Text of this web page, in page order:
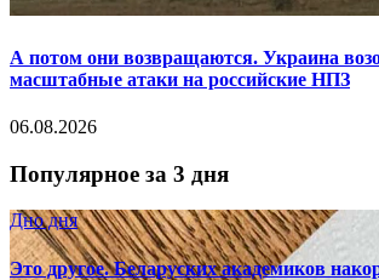
А потом они возвращаются. Украина
масштабные атаки на российские НПЗ
06.08.2026
Популярное за 3 дня
Дно дня
Это другое. Беларуских академиков